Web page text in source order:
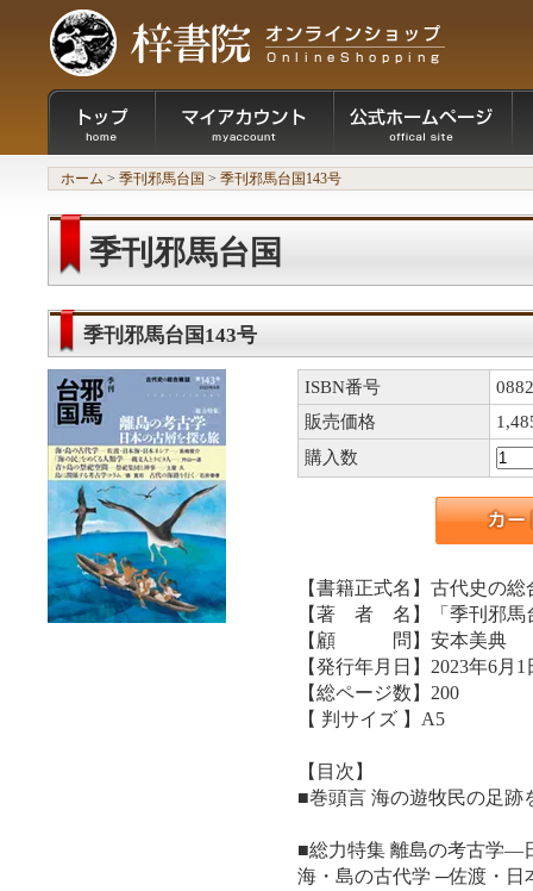
ホーム > 季刊邪馬台国 > 季刊邪馬台国143号
季刊邪馬台国
季刊邪馬台国143号
ISBN番号
販売価格
購入数
【書籍正式名】古代史の
【著 者 名】「季刊邪馬
【顧 問】安本美典
【発行年月日】2023年6月1
【総ページ数】200
【 判サイズ 】A5
【目次】
■巻頭言 海の遊牧民の足跡
■総力特集 離島の考古学―
海・島の古代学 ─佐渡・